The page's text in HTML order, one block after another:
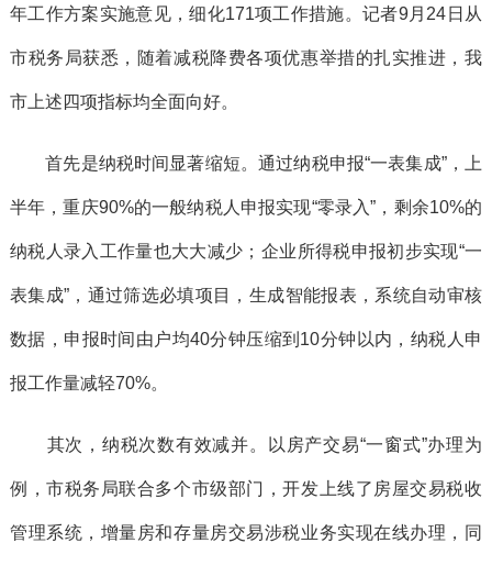
年工作方案实施意见，细化171项工作措施。记者9月24日从
市税务局获悉，随着减税降费各项优惠举措的扎实推进，我
市上述四项指标均全面向好。
首先是纳税时间显著缩短。通过纳税申报“一表集成”，上
半年，重庆90%的一般纳税人申报实现“零录入”，剩余10%的
纳税人录入工作量也大大减少；企业所得税申报初步实现“一
表集成”，通过筛选必填项目，生成智能报表，系统自动审核
数据，申报时间由户均40分钟压缩到10分钟以内，纳税人申
报工作量减轻70%。
其次，纳税次数有效减并。以房产交易“一窗式”办理为
例，市税务局联合多个市级部门，开发上线了房屋交易税收
管理系统，增量房和存量房交易涉税业务实现在线办理，同